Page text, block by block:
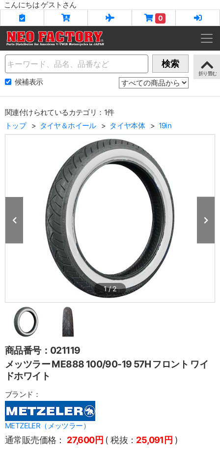
こんにちは ゲストさん
0
Name 検索
候補表示
関連付けられているカテゴリ：1件
トップ
タイヤ＆ホイール タイヤ本体 19in
1/2
商品番号：021119
メッツラー ME888 100/90-19 57H フロント ワイ
ドホワイト
ブランド：
METZELER（メッツラー）
通常販売価格： 27,600円 ( 税抜： 25,091円 )